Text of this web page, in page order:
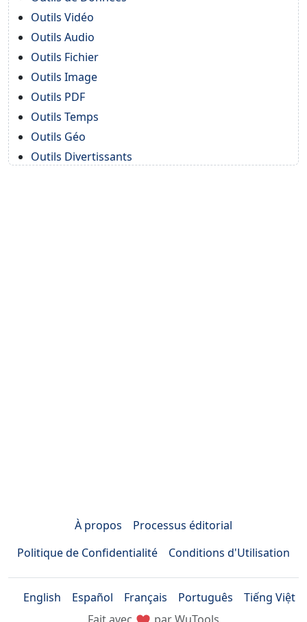
Outils Vidéo
Outils Audio
Outils Fichier
Outils Image
Outils PDF
Outils Temps
Outils Géo
Outils Divertissants
À propos
Processus éditorial
Politique de Confidentialité
Conditions d'Utilisation
English Español Français Português
Tiếng Việt